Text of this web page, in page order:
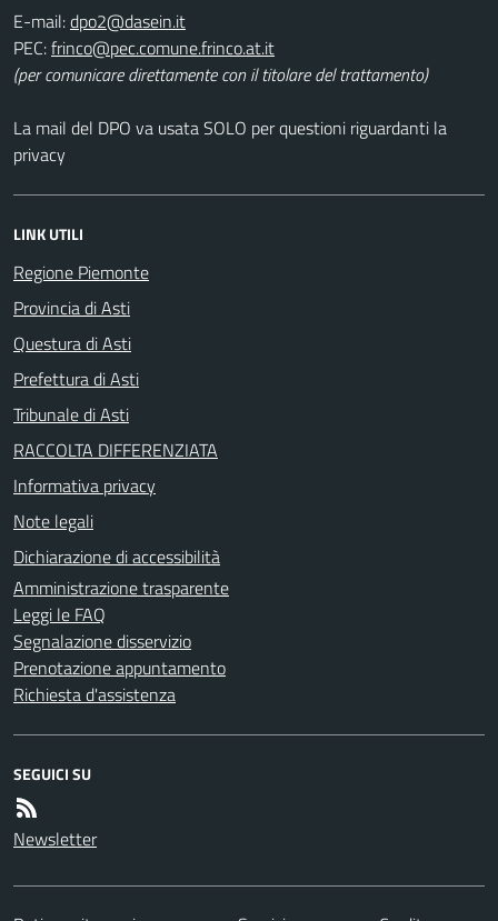
E-mail:
PEC:
(per comunicare direttamente con il titolare del trattamento)
La mail del DPO va usata SOLO per questioni riguardanti la
privacy
LINK UTILI
Regione Piemonte
Provincia di Asti
Questura di Asti
Prefettura di Asti
Tribunale di Asti
RACCOLTA DIFFERENZIATA
Informativa privacy
Note legali
Dichiarazione di accessibilità
Amministrazione trasparente
Leggi le FAQ
Segnalazione disservizio
Prenotazione appuntamento
Richiesta d'assistenza
SEGUICI SU
Newsletter